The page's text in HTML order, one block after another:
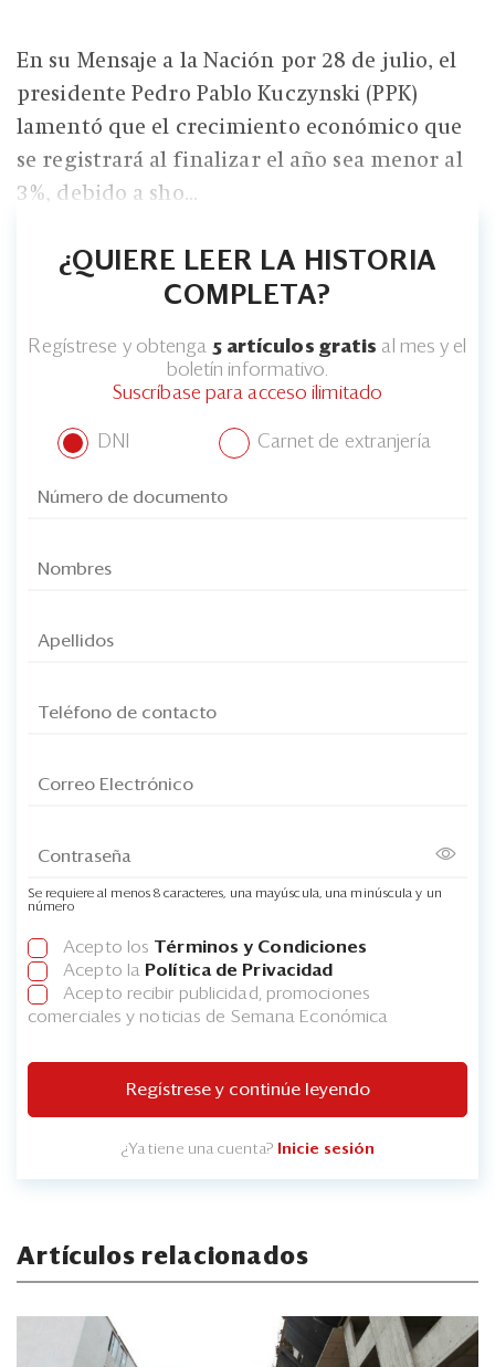
En su Mensaje a la Nación por 28 de julio, el
presidente Pedro Pablo Kuczynski (PPK)
lamentó que el crecimiento económico que
se registrará al finalizar el año sea menor al
3%, debido a sho...
¿QUIERE LEER LA HISTORIA
COMPLETA?
Regístrese y obtenga 5 artículos gratis al mes y el
boletín informativo.
Suscríbase para acceso ilimitado
DNI Carnet de extranjería
Se requiere al menos 8 caracteres, una mayúscula, una minúscula y un
número
Acepto los Términos y Condiciones
Acepto la Política de Privacidad
Acepto recibir publicidad, promociones
comerciales y noticias de Semana Económica
Regístrese y continúe leyendo
¿Ya tiene una cuenta? Inicie sesión
Artículos relacionados